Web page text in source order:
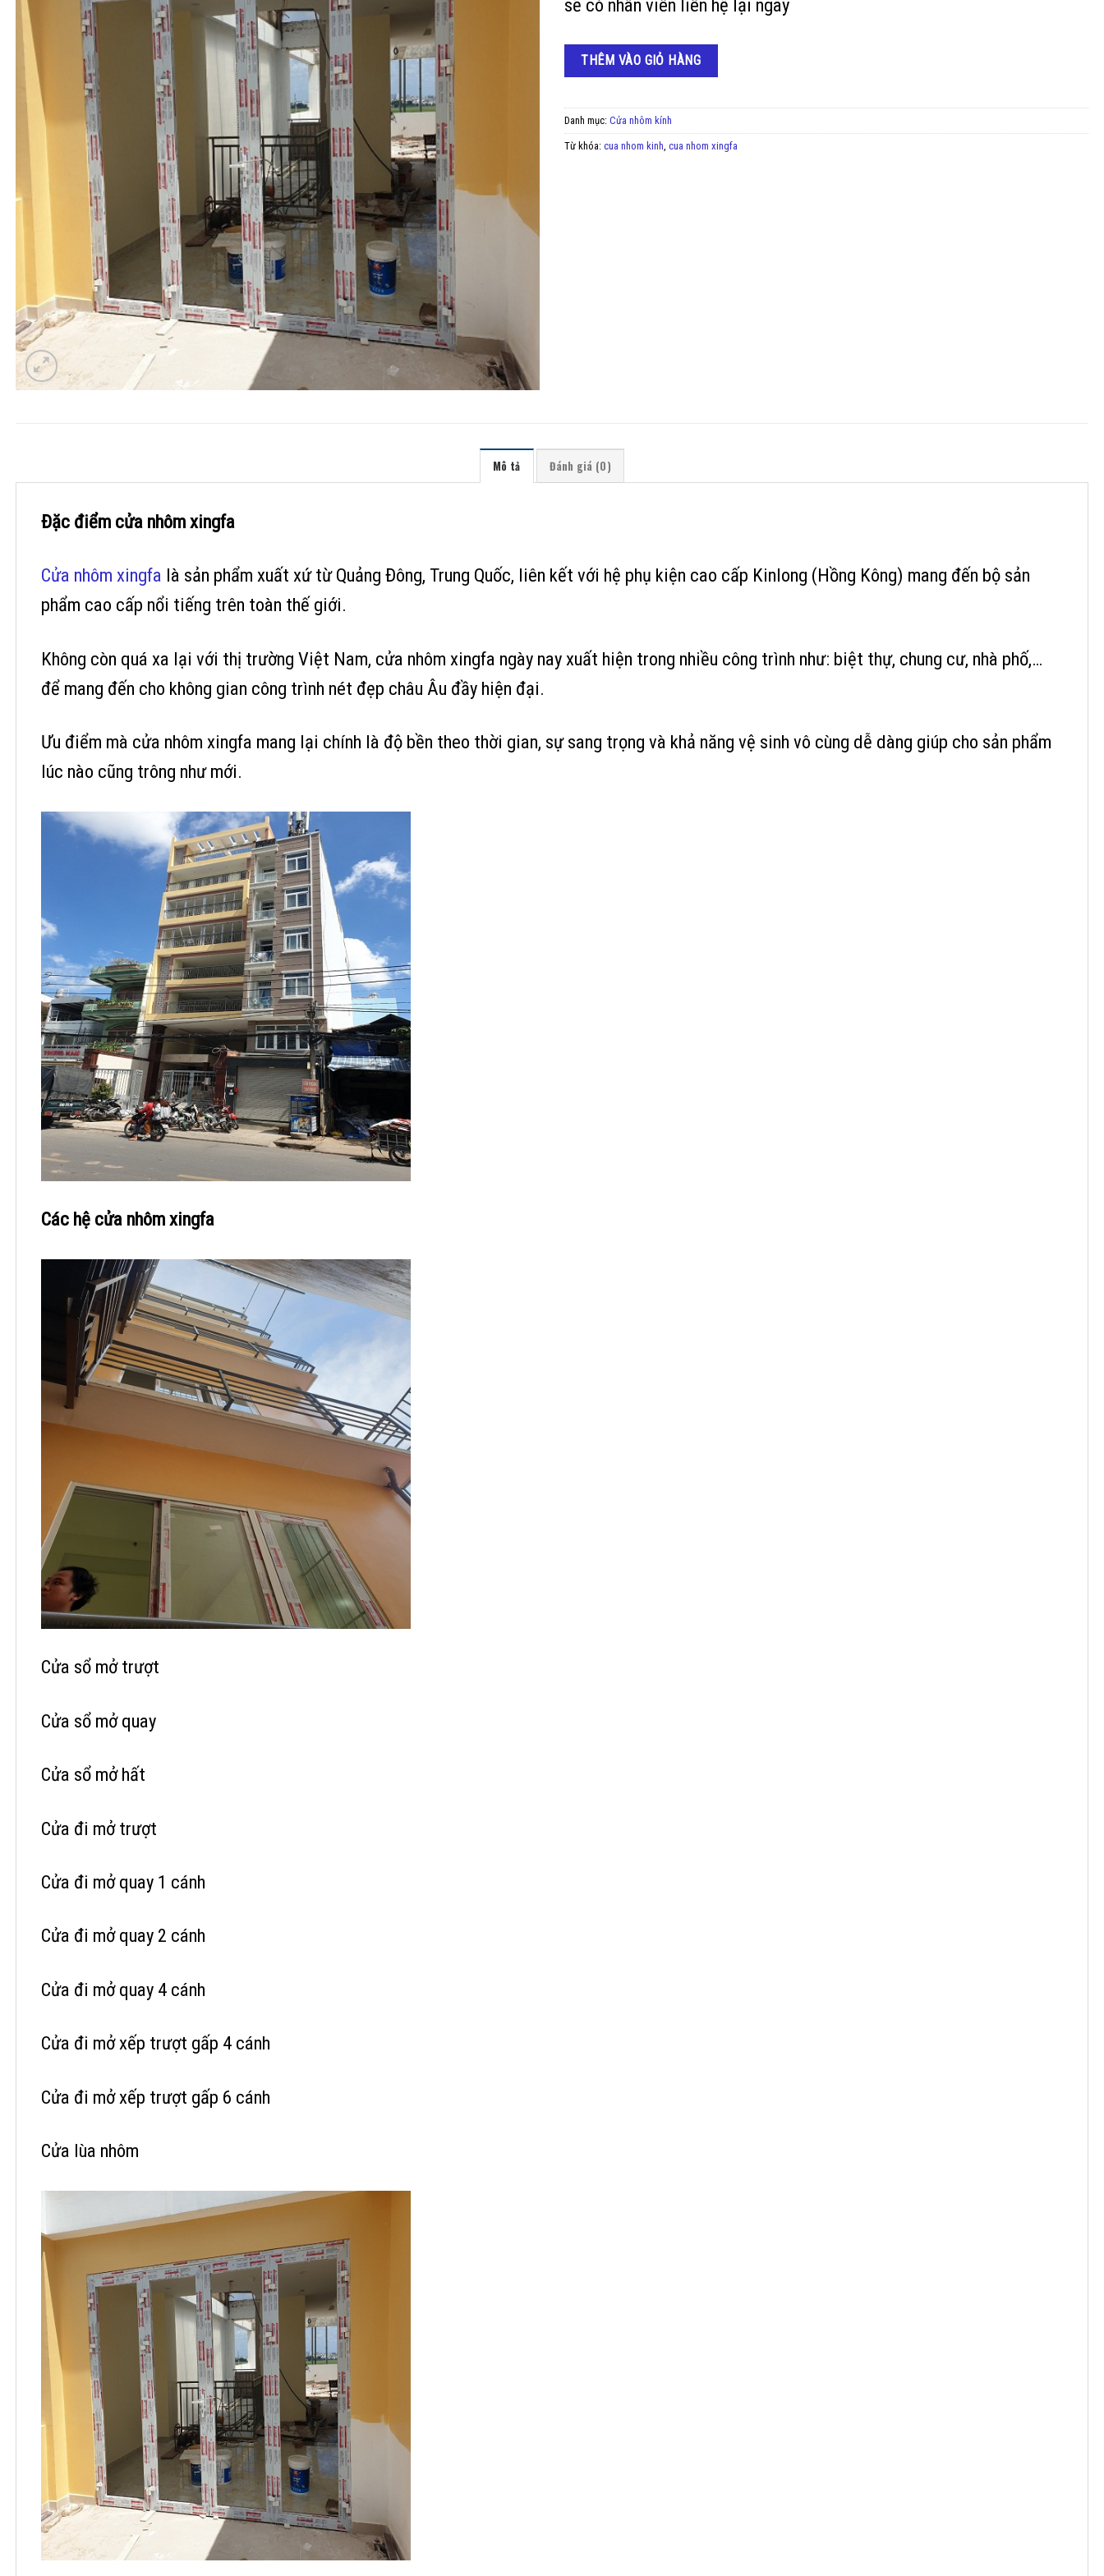
sẽ có nhân viên liên hệ lại ngay
THÊM VÀO GIỎ HÀNG
Danh mục: Cửa nhôm kính
Từ khóa: cua nhom kinh, cua nhom xingfa
Mô tả Đánh giá (0)
Đặc điểm cửa nhôm xingfa
Cửa nhôm xingfa là sản phẩm xuất xứ từ Quảng Đông, Trung Quốc, liên kết với hệ phụ kiện cao cấp Kinlong (Hồng Kông) mang đến bộ sản
phẩm cao cấp nổi tiếng trên toàn thế giới.
Không còn quá xa lại với thị trường Việt Nam, cửa nhôm xingfa ngày nay xuất hiện trong nhiều công trình như: biệt thự, chung cư, nhà phố,…
để mang đến cho không gian công trình nét đẹp châu Âu đầy hiện đại.
Ưu điểm mà cửa nhôm xingfa mang lại chính là độ bền theo thời gian, sự sang trọng và khả năng vệ sinh vô cùng dễ dàng giúp cho sản phẩm
lúc nào cũng trông như mới.
Các hệ cửa nhôm xingfa
Cửa sổ mở trượt
Cửa sổ mở quay
Cửa sổ mở hất
Cửa đi mở trượt
Cửa đi mở quay 1 cánh
Cửa đi mở quay 2 cánh
Cửa đi mở quay 4 cánh
Cửa đi mở xếp trượt gấp 4 cánh
Cửa đi mở xếp trượt gấp 6 cánh
Cửa lùa nhôm